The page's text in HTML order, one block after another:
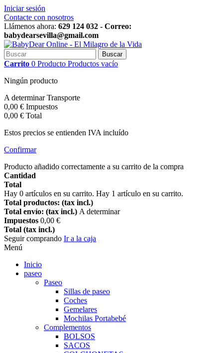
Iniciar sesión
Contacte con nosotros
Llámenos ahora: 629 124 032 - Correo:
babydearsevilla@gmail.com
Buscar
Carrito 0 Producto Productos vacío
Ningún producto
A determinarTransporte
0,00 € Impuestos
0,00 € Total
Estos precios se entienden IVA incluído
Confirmar
Producto añadido correctamente a su carrito de la compra
Cantidad
Total
Hay 0 artículos en su carrito. Hay 1 artículo en su carrito.
Total productos: (tax incl.)
Total envío: (tax incl.) A determinar
Impuestos 0,00 €
Total (tax incl.)
Seguir comprando Ir a la caja
Menú
Inicio
paseo
Paseo
Sillas de paseo
Coches
Gemelares
Mochilas Portabebé
Complementos
BOLSOS
SACOS